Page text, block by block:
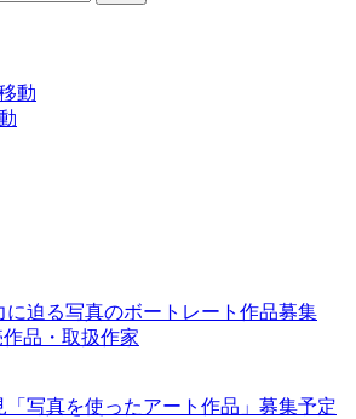
動
に迫る写真のボートレート作品募集
品・取扱作家
「写真を使ったアート作品」募集予定